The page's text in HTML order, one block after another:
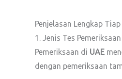
Penjelasan Lengkap
1. Jenis Tes Pemeriksaan
Pemeriksaan di UAE
dengan pemeriksaan